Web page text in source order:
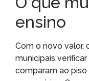
ensino
Com o novo valor,
municipais
comparam ao